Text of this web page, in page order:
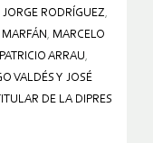
JORGE RODRÍGUEZ,
, MARCELO
PATRICIO ARRAU,
VALDÉS Y JOSÉ
DE LA DIPRES